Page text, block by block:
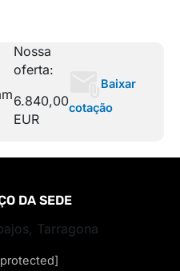
Nossa
oferta:
6.840,00
EUR
Baixar
cotação
DA SEDE
Tarragona